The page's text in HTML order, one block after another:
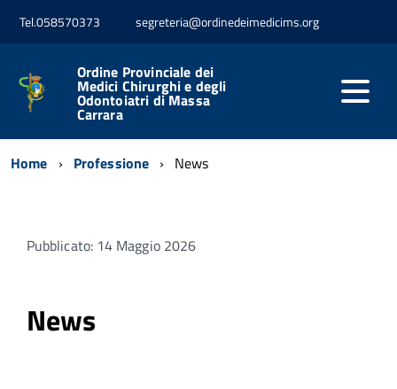
Tel.058570373 segreteria@ordinedeimedicims.org
Ordine Provinciale dei
Medici Chirurghi e degli
Odontoiatri di Massa
Carrara
Home Professione News
Pubblicato: 14 Maggio 2026
News